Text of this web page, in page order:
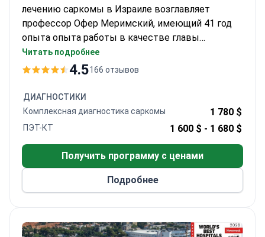
лечению саркомы в Израиле возглавляет
профессор Офер Меримский, имеющий 41 год
опыта опыта работы в качестве главы
Национального центра саркомы. Диагностика
начинается от 310 долларов за лабораторные
1050 долларов, ПЭТ-КТ — около 1680 долларов, а
таргетное профилирование NGS — 4343–4980
долларов. Стационарное лечение может стоить
пребывание, что включает полный пансион и
медицинское обслуживание.
Читать подробнее
4.5166 отзывов
ДИАГНОСТИКИ
Комплексная диагностика саркомы
1 780 $
ПЭТ-КТ 1 600 $ - 1 680 $
Получить программу с ценами
Подробнее